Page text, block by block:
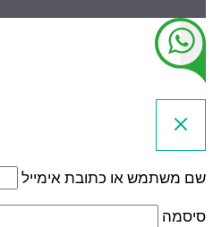
שם משתמש או כתובת אימייל
סיסמה